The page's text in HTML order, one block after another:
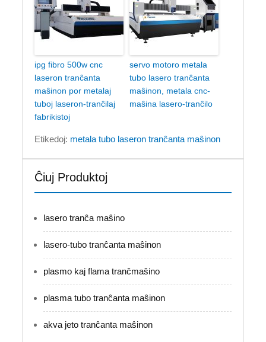
ipg fibro 500w cnc
laseron tranĉanta
maŝinon por metalaj
tuboj laseron-tranĉilaj
fabrikistoj
servo motoro metala
tubo lasero tranĉanta
maŝinon, metala cnc-
maŝina lasero-tranĉilo
Etikedoj: metala tubo laseron tranĉanta maŝinon
Ĉiuj Produktoj
lasero tranĉa maŝino
lasero-tubo tranĉanta maŝinon
plasmo kaj flama tranĉmaŝino
plasma tubo tranĉanta maŝinon
akva jeto tranĉanta maŝinon